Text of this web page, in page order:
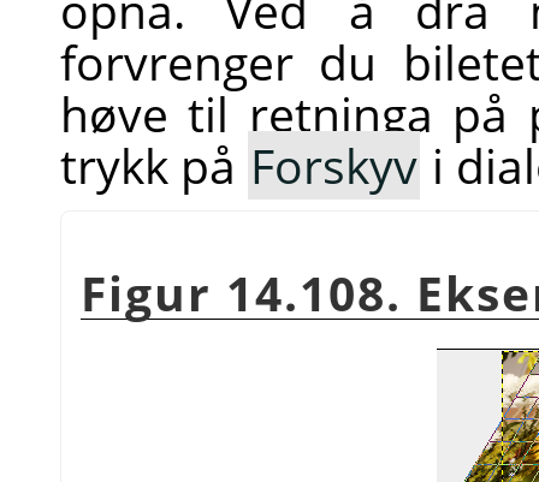
forvrenger du
høve til retninga på
trykk på Forskyv i
Figur 14.108.